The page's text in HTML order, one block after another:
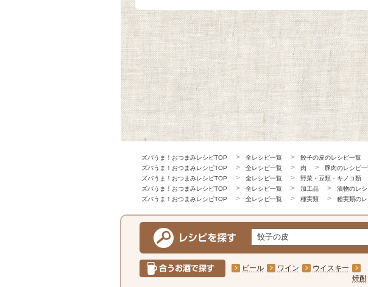
ズバうま！おつまみレシピTOP 全レシピ一覧
餃子の皮のレシピ一覧
ズバうま！おつまみレシピTOP
全レシピ一覧 肉
豚肉のレシピ
ズバうま！おつまみレシピTOP
全レシピ一覧 野菜・豆類・キノコ類
ズバうま！おつまみレシピTOP
全レシピ一覧 加工品
漬物のレ
ズバうま！おつまみレシピTOP
全レシピ一覧 種実類 種実類の
ビール ワイン
ウイスキー
焼酎